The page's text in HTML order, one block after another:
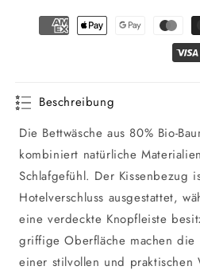
Beschreibung
Die Bettwäsche aus 80% Bio-
kombiniert natürliche
Schlafgefühl. Der Kissenbezug
Hotelverschluss ausgestattet,
eine verdeckte Knopfleiste
griffige Oberfläche machen die
einer stilvollen und praktischen